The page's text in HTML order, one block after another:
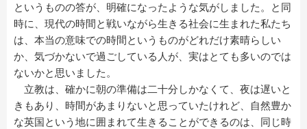
というものの答が、明確になったような気がしました。と同
時に、現代の時間と戦いながら生きる社会に生まれた私たち
は、本当の意味での時間というものがどれだけ素晴らしい
か、気づかないで過ごしている人が、実はとても多いのでは
ないかと思いました。
立教は、確かに朝の準備は二十分しかなくて、夜は遅いと
きもあり、時間があまりないと思っていたけれど、自然豊か
な英国という地に囲まれて生きることができるのは、同じ時